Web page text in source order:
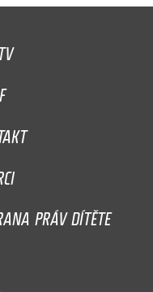
PRÁV DÍTĚTE